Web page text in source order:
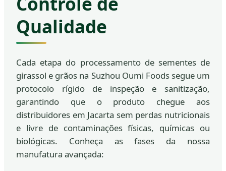
Qualidade
Cada etapa do processamento de sementes de
girassol e grãos na Suzhou Oumi Foods segue um
protocolo rígido de inspeção e sanitização,
garantindo que o produto chegue aos
distribuidores em Jacarta sem perdas nutricionais
e livre de contaminações físicas, químicas ou
biológicas. Conheça as fases da nossa
manufatura avançada: